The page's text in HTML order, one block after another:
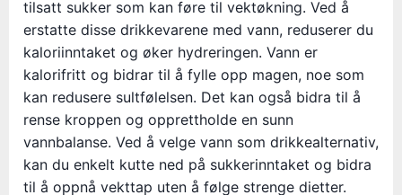
tilsatt sukker som kan føre til vektøkning. Ved å
erstatte disse drikkevarene med vann, reduserer du
kaloriinntaket og øker hydreringen. Vann er
kalorifritt og bidrar til å fylle opp magen, noe som
kan redusere sultfølelsen. Det kan også bidra til å
rense kroppen og opprettholde en sunn
vannbalanse. Ved å velge vann som drikkealternativ,
kan du enkelt kutte ned på sukkerinntaket og bidra
til å oppnå vekttap uten å følge strenge dietter.